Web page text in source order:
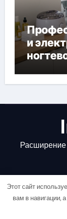
и
Copyright ©
Этот сайт
вам в навигации,